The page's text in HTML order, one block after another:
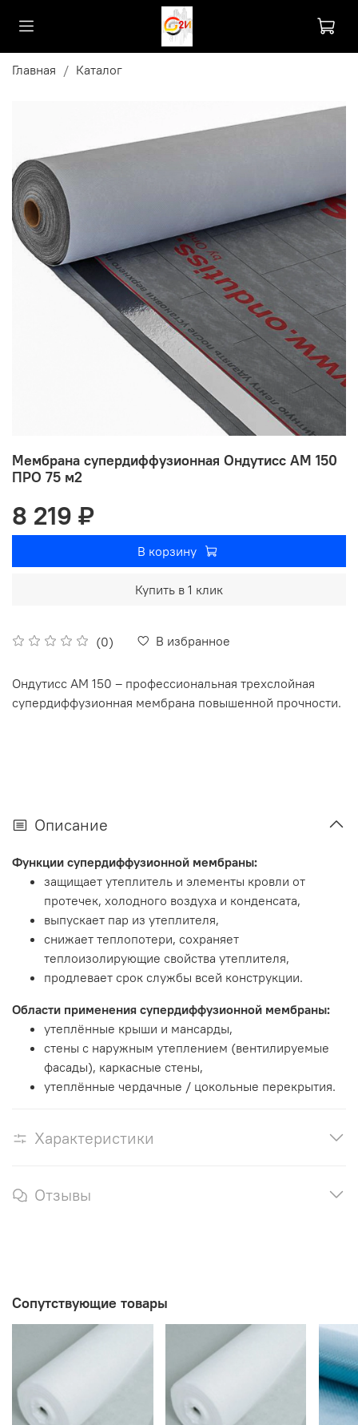
Главная Каталог
Мембрана супердиффузионная Ондутисс АМ 150
ПРО 75 м2
(0) В избранное
8 219 ₽
В корзину
Купить в 1 клик
Ондутисс AM 150 – профессиональная трехслойная
супердиффузионная мембрана повышенной прочности.
Описание
Функции супердиффузионной мембраны:
защищает утеплитель и элементы кровли от
протечек, холодного воздуха и конденсата,
выпускает пар из утеплителя,
снижает теплопотери, сохраняет
теплоизолирующие свойства утеплителя,
продлевает срок службы всей конструкции.
Области применения супердиффузионной мембраны:
утеплённые крыши и мансарды,
стены с наружным утеплением (вентилируемые
фасады), каркасные стены,
утеплённые чердачные / цокольные перекрытия.
Характеристики
Отзывы
Сопутствующие товары